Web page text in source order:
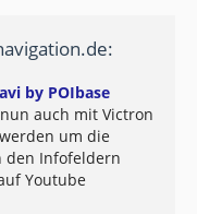
by POIbase
auch mit Victron
um die
den Infofeldern
Youtube